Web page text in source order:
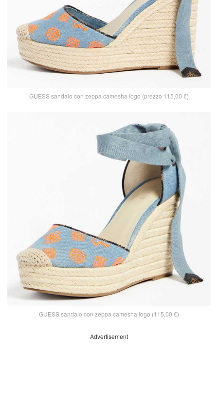
GUESS sandalo con zeppa camesha logo (prezzo 115,00 €)
GUESS sandalo con zeppa camesha logo (115,00 €)
Advertisement